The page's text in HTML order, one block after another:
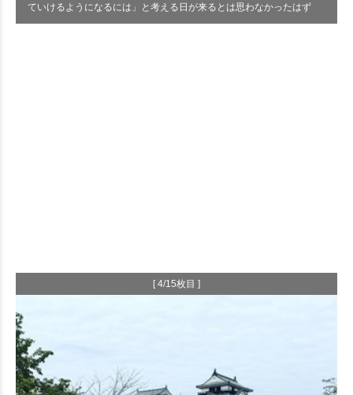
ていけるようになるには」と考える日が来るとは思わなかったはず
[ 4/15枚目 ]